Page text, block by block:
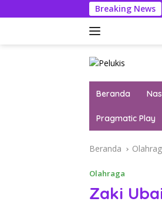
ke
Breaking News
AS-China
Beranda
Pragmatic Play
Beranda
Olahraga
Zaki